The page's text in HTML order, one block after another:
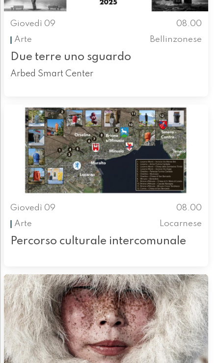
Giovedì 09
08.00
Arte
Bellinzonese
Due terre uno sguardo
Arbed Smart Center
Giovedì 09
08.00
Arte
Locarnese
Percorso culturale intercomunale